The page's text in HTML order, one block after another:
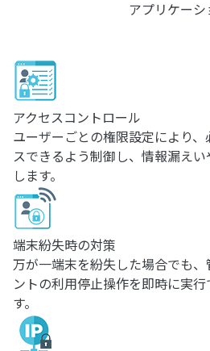
アプリケーシ
アクセスコントロール
ユーザーごとの権限設定により
スできるよう制御し、情報漏え
します。
端末紛失時の対策
万が一端末を紛失した場合でも
ントの利用停止操作を即時に実
す。